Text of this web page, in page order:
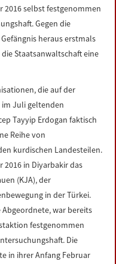
2016 selbst festgenommen
Gegen die
heraus erstmals
Staatsanwaltschaft eine
die auf der
im Juli geltenden
Tayyip Erdogan faktisch
Reihe von
kurdischen Landesteilen.
2016 in Diyarbakir das
(KJA), der
in der Türkei.
war bereits
festgenommen
Die
in ihrer Anfang Februar